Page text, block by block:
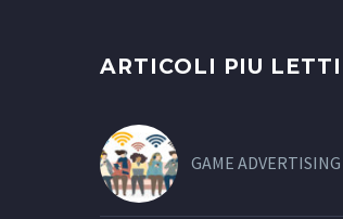
ARTICOLI PIU LETTI
GAME ADVERTISING